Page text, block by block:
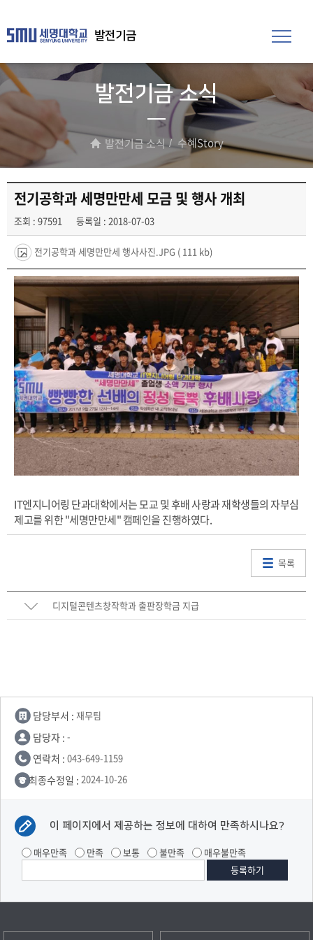
발전기금
발전기금 소식
발전기금 소식 수혜Story
전기공학과 세명만만세 모금 및 행사 개최
조회 : 97591 등록일 : 2018-07-03
전기공학과 세명만만세 행사사진.JPG ( 111 kb)
IT엔지니어링 단과대학에서는 모교 및 후배 사랑과 재학생들의 자부심
제고를 위한 "세명만만세" 캠페인을 진행하였다.
목록
디지털콘텐츠창작학과 출판장학금 지급
담당부서 : 재무팀
담당자 : -
연락처 : 043-649-1159
최종수정일 : 2024-10-26
이 페이지에서 제공하는 정보에 대하여 만족하시나요?
매우만족 만족 보통 불만족 매우불만족